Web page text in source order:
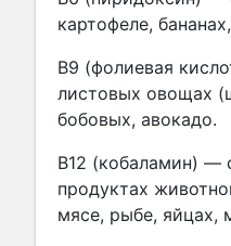
картофеле,
В9 (фолиевая
листовых овощах
бобовых, авокадо.
В12 (кобаламин) —
продуктах
мясе, рыбе, яйцах,